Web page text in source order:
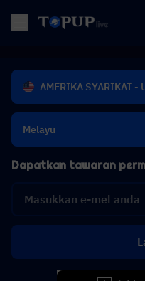
AMERIKA SYARIKAT -
Melayu
Dapatkan tawaran